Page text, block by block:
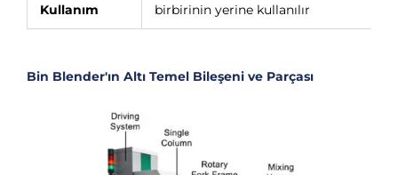
Kullanım
birbirinin yerine kullanılır
Bin Blender'ın Altı Temel Bileşeni ve Parçası